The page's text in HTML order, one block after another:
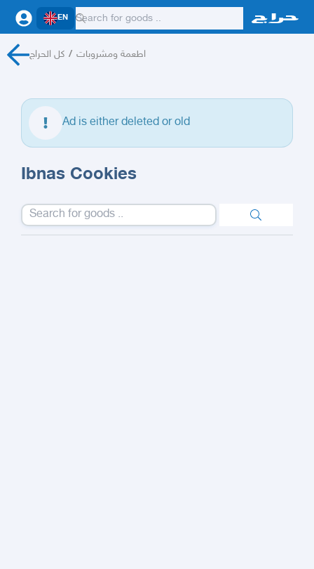
EN
كل الحراج / اطعمة ومشروبات
Ad is either deleted or old
Ibnas Cookies